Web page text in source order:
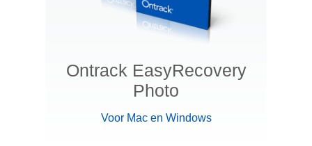
Ontrack EasyRecovery
Photo
Voor Mac en Windows